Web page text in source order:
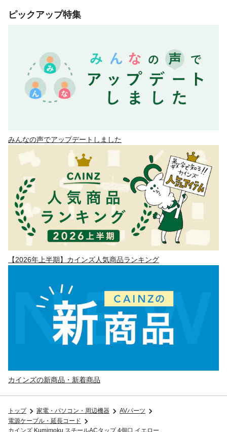
ピックアップ特集
みんなの声でアップデートしました
【2026年上半期】カインズ人気商品ランキング
カインズの新商品・新着商品
トップ 家電・パソコン・周辺機器
AVパーツ
電源ケーブル・延長コード
カインズ Kumimoku スチールACタップ 4個口 イエロー